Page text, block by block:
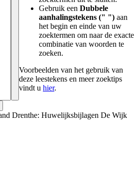
Gebruik een Dubbele
aanhalingstekens (" ") aan
het begin en einde van uw
zoektermen om naar de exacte
combinatie van woorden te
zoeken.
Voorbeelden van het gebruik van
deze leestekens en meer zoektips
vindt u hier.
Drenthe: Huwelijksbijlagen De Wijk